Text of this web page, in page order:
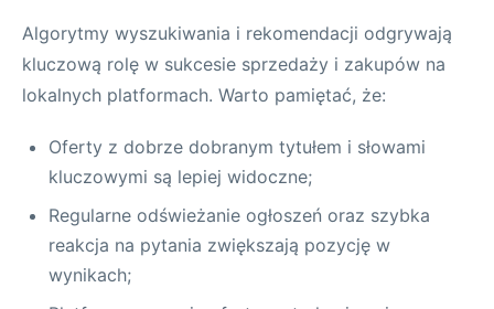
Algorytmy wyszukiwania i rekomendacji odgrywają
kluczową rolę w sukcesie sprzedaży i zakupów na
lokalnych platformach. Warto pamiętać, że:
Oferty z dobrze dobranym tytułem i słowami
kluczowymi są lepiej widoczne;
Regularne odświeżanie ogłoszeń oraz szybka
reakcja na pytania zwiększają pozycję w
wynikach;